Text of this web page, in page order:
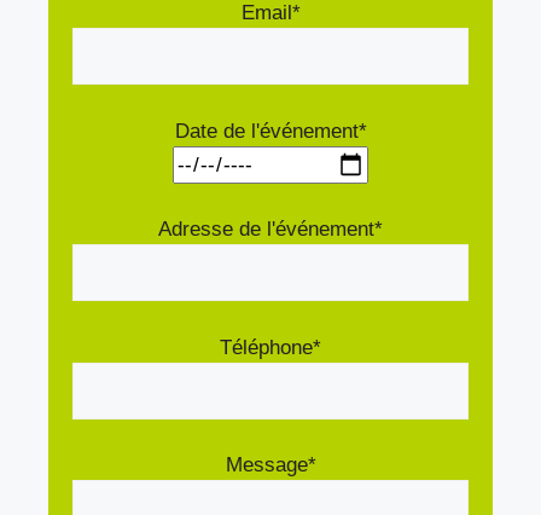
Email*
Date de l'événement*
Adresse de l'événement*
Téléphone*
Message*